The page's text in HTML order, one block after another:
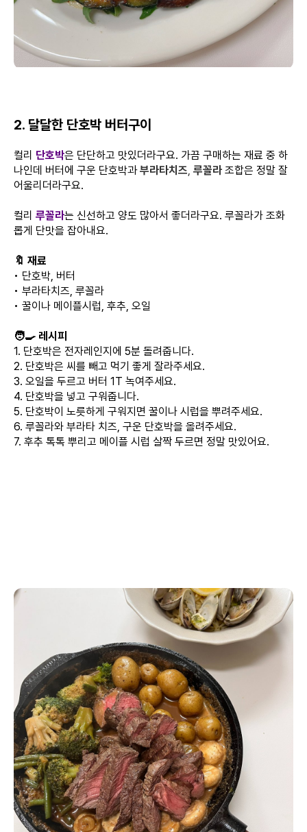
2. 달달한 단호박 버터구이
컬리 단호박은 단단하고 맛있더라구요. 가끔 구매하는 재료 중 하
나인데 버터에 구운 단호박과부라타치즈, 루꼴라 조합은 정말 잘
어울리더라구요.
컬리 루꼴라는 신선하고 양도 많아서 좋더라구요. 루꼴라가 조화
롭게 단맛을 잡아내요.
🔖 재료
• 단호박, 버터
• 부라타치즈, 루꼴라
• 꿀이나 메이플시럽, 후추, 오일
🧑‍🍳 레시피
1. 단호박은 전자레인지에 5분 돌려줍니다.
2. 단호박은 씨를 빼고 먹기 좋게 잘라주세요.
3. 오일을 두르고 버터 1T 녹여주세요.
4. 단호박을 넣고 구워줍니다.
5. 단호박이 노릇하게 구워지면 꿀이나 시럽을 뿌려주세요.
6. 루꼴라와 부라타 치즈, 구운 단호박을 올려주세요.
7. 후추 톡톡 뿌리고 메이플 시럽 살짝 두르면 정말 맛있어요.